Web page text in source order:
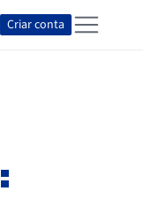
Criar conta